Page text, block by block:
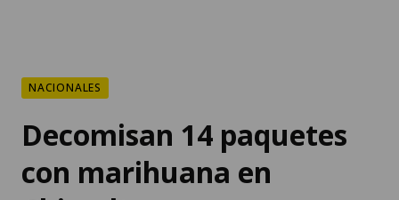
Decomisan 14 paquetes
con marihuana en
Chimaltenango